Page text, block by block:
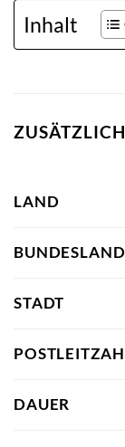
Inhalt
LAND
BUNDESLAND
STADT
DAUER